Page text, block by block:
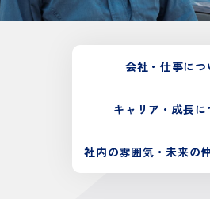
会社・ 仕事につ
キャリア・成長に
社内の雰囲気・未来の